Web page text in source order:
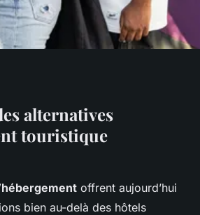
des
d'Hébergement
Découvrez le
pour Vous
alternatives
touristique
offrent aujourd’hui
bien au-delà des hôtels